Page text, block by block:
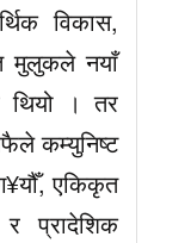
विकास,
मुलुकले नयाँ
थियो । तर
कम्युनिष्ट
एकिकृत
र प्रादेशिक